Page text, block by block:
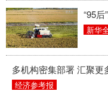
“95
新华
多机构密集部署 汇聚更
经济参考报